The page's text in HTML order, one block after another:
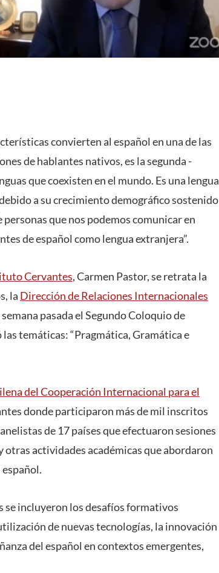
convierten al español en una de las
de hablantes nativos, es la segunda -
que coexisten en el mundo. Es una lengua
a su crecimiento demográfico sostenido
que nos podemos comunicar en
de español como lengua extranjera”.
Cervantes, Carmen Pastor, se retrata la
la Dirección de Relaciones Internacionales
pasada el Segundo Coloquio de
temáticas: “Pragmática, Gramática e
del Cooperación Internacional para el
donde participaron más de mil inscritos
de 17 países que efectuaron sesiones
actividades académicas que abordaron
se incluyeron los desafíos formativos
de nuevas tecnologías, la innovación
del español en contextos emergentes,